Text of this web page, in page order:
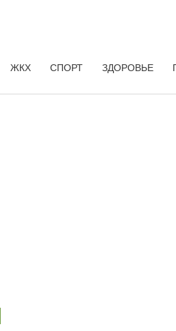
ЖКХ СПОРТ ЗДОРОВЬЕ